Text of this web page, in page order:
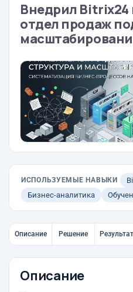
Внедрил Bitrix24
отдел продаж
ИСПОЛЬЗУЕМЫЕ НАВЫКИ
Бизнес-аналитика
Описание Решение Результат
Описание